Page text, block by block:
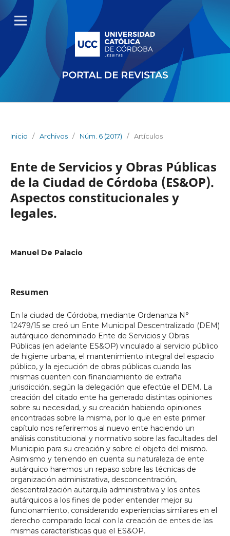
Inicio / Archivos / Núm. 6 (2017) / Artículos
Ente de Servicios y Obras Públicas
de la Ciudad de Córdoba (ES&OP).
Aspectos constitucionales y
legales.
Manuel De Palacio
Resumen
En la ciudad de Córdoba, mediante Ordenanza N°
12479/15 se creó un Ente Municipal Descentralizado (DEM)
autárquico denominado Ente de Servicios y Obras
Públicas (en adelante ES&OP) vinculado al servicio público
de higiene urbana, el mantenimiento integral del espacio
público, y la ejecución de obras públicas cuando las
mismas cuenten con financiamiento de extraña
jurisdicción, según la delegación que efectúe el DEM. La
creación del citado ente ha generado distintas opiniones
sobre su necesidad, y su creación habiendo opiniones
encontradas sobre la misma, por lo que en este primer
capítulo nos referiremos al nuevo ente haciendo un
análisis constitucional y normativo sobre las facultades del
Municipio para su creación y sobre el objeto del mismo.
Asimismo y teniendo en cuenta su naturaleza de ente
autárquico haremos un repaso sobre las técnicas de
organización administrativa, desconcentración,
descentralización autarquía administrativa y los entes
autárquicos a los fines de poder entender mejor su
funcionamiento, considerando experiencias similares en el
derecho comparado local con la creación de entes de las
mismas características que el ES&OP.